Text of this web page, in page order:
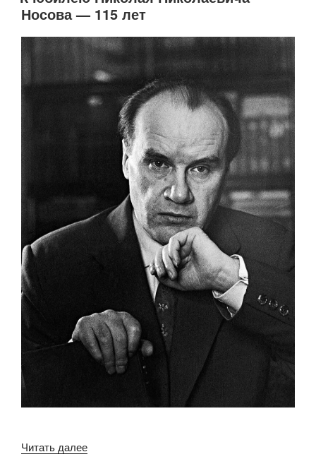
лет
дня
рождения
английского
писателя»
Носова — 115 лет
Читать далее«К